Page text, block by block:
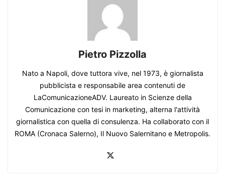
Pietro Pizzolla
Nato a Napoli, dove tuttora vive, nel 1973, è giornalista
pubblicista e responsabile area contenuti de
LaComunicazioneADV. Laureato in Scienze della
Comunicazione con tesi in marketing, alterna l'attività
giornalistica con quella di consulenza. Ha collaborato con il
ROMA (Cronaca Salerno), Il Nuovo Salernitano e Metropolis.